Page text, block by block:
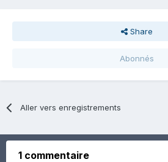
Share
Abonnés
Aller vers enregistrements
1 commentaire